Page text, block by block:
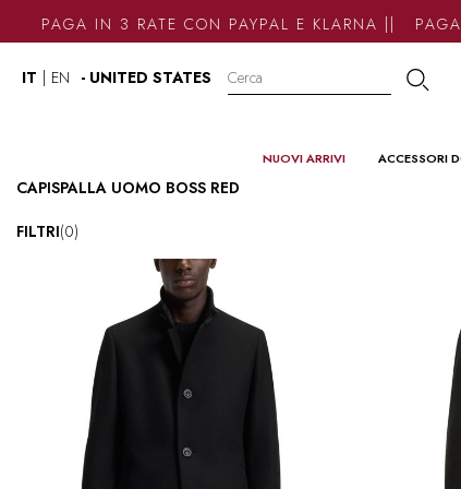
PAGA IN 3 RATE CON PAYPAL E KLARNA ||
IT EN - UNITED STATES
NUOVI ARRIVI ACCESSORI
CAPISPALLA UOMO BOSS RED
FILTRI(0)